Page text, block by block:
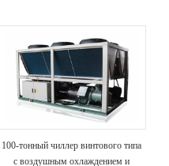
100-тонный чиллер винтового типа
с воздушным охлаждением и